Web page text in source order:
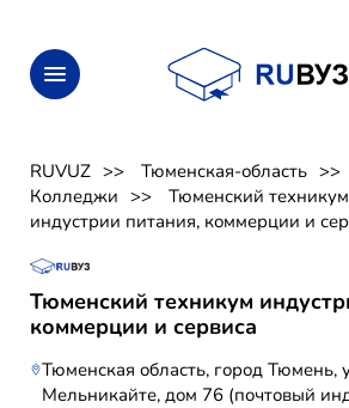
RUVUZ
Тюменская-область
Колледжи
Тюменский техникум
индустрии питания, коммерции и
Тюменский техникум
коммерции и сервиса
Тюменская область, город Тюмень,
Мельникайте, дом 76 (почтовый